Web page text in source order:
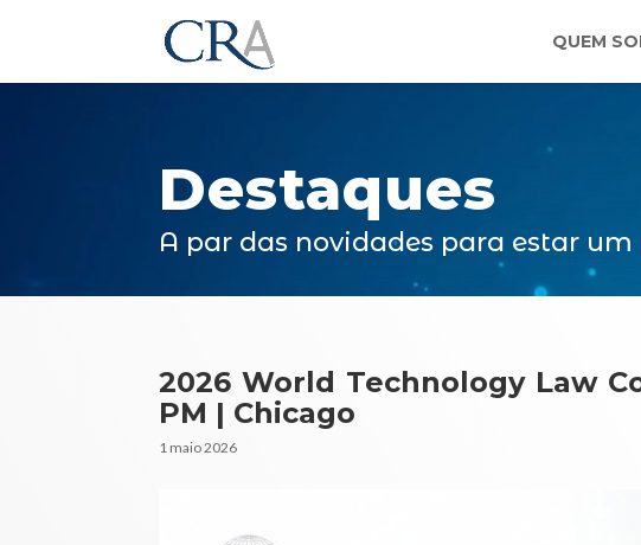
QUEM
Destaques
A par das novidades para estar
2026 World Technology Law
PM | Chicago
1 maio 2026